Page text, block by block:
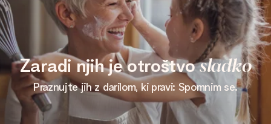
Zaradi njih je otroštvosladko
Praznujte jih z darilom, ki pravi: Spomnim se.